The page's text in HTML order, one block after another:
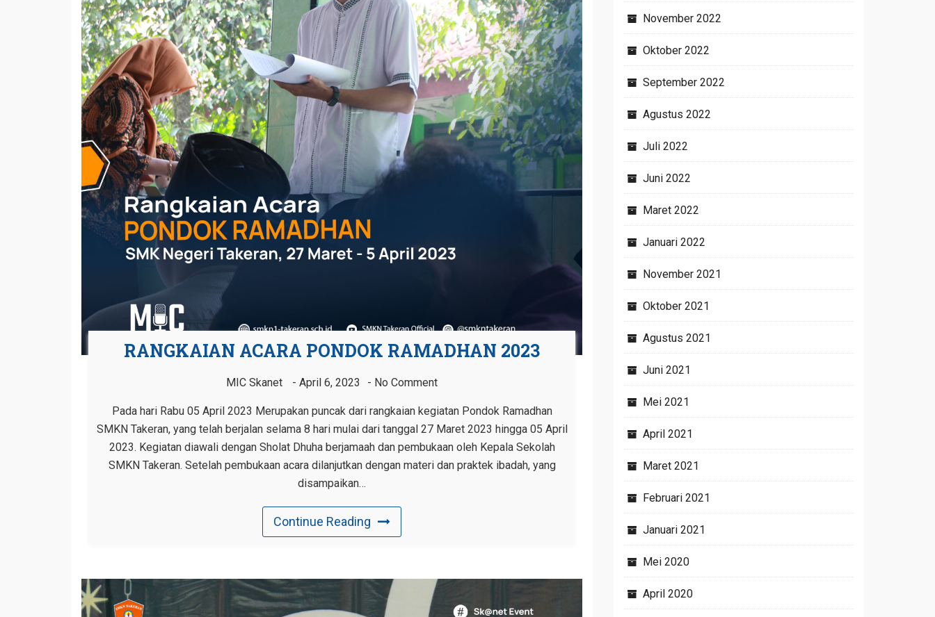
RANGKAIAN ACARA PONDOK RAMADHAN 2023
MIC Skanet April 6, 2023 No Comment
Pada hari Rabu 05 April 2023 Merupakan puncak dari rangkaian kegiatan Pondok Ramadhan
SMKN Takeran, yang telah berjalan selama 8 hari mulai dari tanggal 27 Maret 2023 hingga 05 April
2023. Kegiatan diawali dengan Sholat Dhuha berjamaah dan pembukaan oleh Kepala Sekolah
SMKN Takeran. Setelah pembukaan acara dilanjutkan dengan materi dan praktek ibadah, yang
disampaikan…
Continue Reading
November 2022
Oktober 2022
September 2022
Agustus 2022
Juli 2022
Juni 2022
Maret 2022
Januari 2022
November 2021
Oktober 2021
Agustus 2021
Juni 2021
Mei 2021
April 2021
Maret 2021
Februari 2021
Januari 2021
Mei 2020
April 2020